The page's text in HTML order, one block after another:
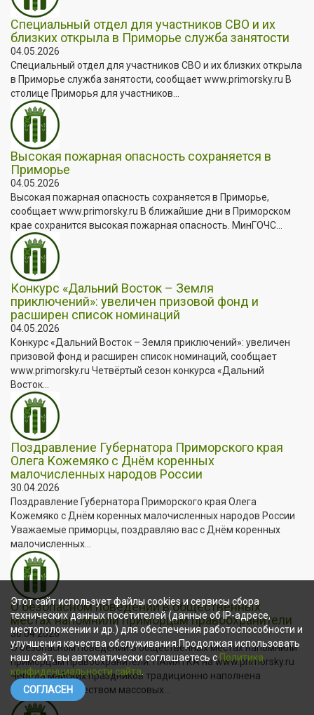
Специальный отдел для участников СВО и их
близких открыла в Приморье служба занятости
04.05.2026
Специальный отдел для участников СВО и их близких открыла
в Приморье служба занятости, сообщает www.primorsky.ru В
столице Приморья для участников...
Высокая пожарная опасность сохраняется в
Приморье
04.05.2026
Высокая пожарная опасность сохраняется в Приморье,
сообщает www.primorsky.ru В ближайшие дни в Приморском
крае сохранится высокая пожарная опасность. МинГОЧС...
Конкурс «Дальний Восток – Земля
приключений»: увеличен призовой фонд и
расширен список номинаций
04.05.2026
Конкурс «Дальний Восток – Земля приключений»: увеличен
призовой фонд и расширен список номинаций, сообщает
www.primorsky.ru Четвёртый сезон конкурса «Дальний
Восток...
Поздравление Губернатора Приморского края
Олега Кожемяко с Днём коренных
малочисленных народов России
30.04.2026
Поздравление Губернатора Приморского края Олега
Кожемяко с Днём коренных малочисленных народов России
Уважаемые приморцы, поздравляю вас с Днём коренных
малочисленных...
О безопасном поведении в общественных
местах напомнили приморцам правоохранители
30.04.2026
О безопасном поведении в общественных местах напомнили
приморцам правоохранители. ПАМЯТКА на www.primorsky.ru
Череда майских праздников традиционно наполнена
большим количеством массовых...
Этот сайт использует файлы cookies и сервисы сбора
технических данных посетителей (данные об IP-адресе,
местоположении и др.) для обеспечения работоспособности и
улучшения качества обслуживания.Продолжая использовать
наш сайт, вы автоматически соглашаетесь сПолитика
конфиденциальности сайта.
СОГЛАСЕН